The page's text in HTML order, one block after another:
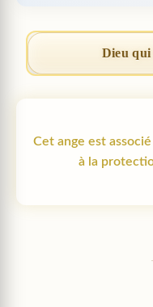
Dieu qui
Cet ange est
à la